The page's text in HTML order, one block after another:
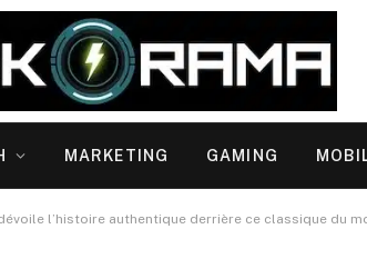
MARKETING GAMING
l’histoire authentique derrière ce classique du